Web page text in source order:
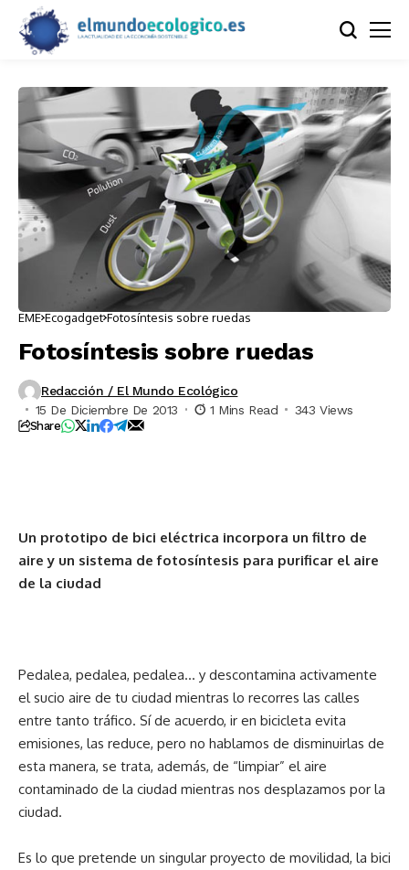
EME Ecogadget Fotosíntesis sobre ruedas
Fotosíntesis sobre ruedas
Redacción / El Mundo Ecológico
15 De Diciembre De 2013
1 Mins Read 343 Views
Share
Un prototipo de bici eléctrica incorpora un filtro de
aire y un sistema de fotosíntesis para purificar el aire
de la ciudad
Pedalea, pedalea, pedalea… y descontamina activamente
el sucio aire de tu ciudad mientras lo recorres las calles
entre tanto tráfico. Sí de acuerdo, ir en bicicleta evita
emisiones, las reduce, pero no hablamos de disminuirlas de
esta manera, se trata, además, de “limpiar” el aire
contaminado de la ciudad mientras nos desplazamos por la
ciudad.
Es lo que pretende un singular proyecto de movilidad, la bici